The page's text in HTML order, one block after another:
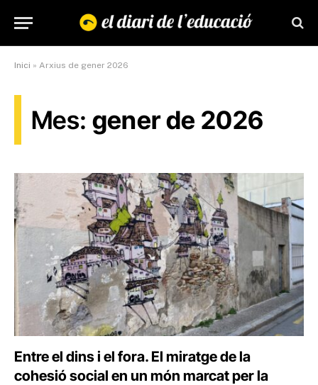
Inici » Arxius de gener 2026
Mes: gener de 2026
Entre el dins i el fora. El miratge de la
cohesió social en un món marcat per la